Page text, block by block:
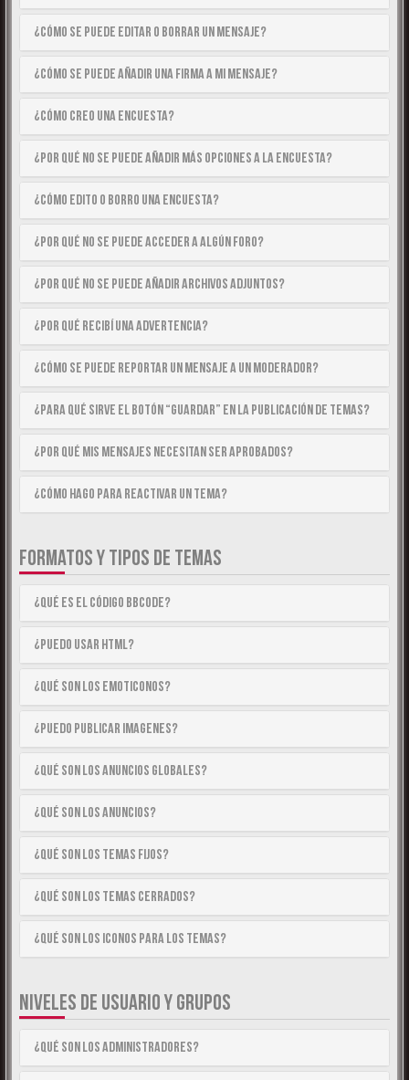
¿Cómo se puede editar o borrar un mensaje?
¿Cómo se puede añadir una firma a mi mensaje?
¿Cómo creo una encuesta?
¿Por qué no se puede añadir más opciones a la encuesta?
¿Cómo edito o borro una encuesta?
¿Por qué no se puede acceder a algún foro?
¿Por qué no se puede añadir archivos adjuntos?
¿Por qué recibí una advertencia?
¿Cómo se puede reportar un mensaje a un moderador?
¿Para qué sirve el botón “Guardar” en la publicación de temas?
¿Por qué mis mensajes necesitan ser aprobados?
¿Cómo hago para reactivar un tema?
FORMATOS Y TIPOS DE TEMAS
¿Qué es el código BBCode?
¿Puedo usar HTML?
¿Qué son los emoticonos?
¿Puedo publicar imagenes?
¿Qué son los anuncios globales?
¿Qué son los anuncios?
¿Qué son los temas fijos?
¿Qué son los temas cerrados?
¿Qué son los iconos para los temas?
NIVELES DE USUARIO Y GRUPOS
¿Qué son los Administradores?